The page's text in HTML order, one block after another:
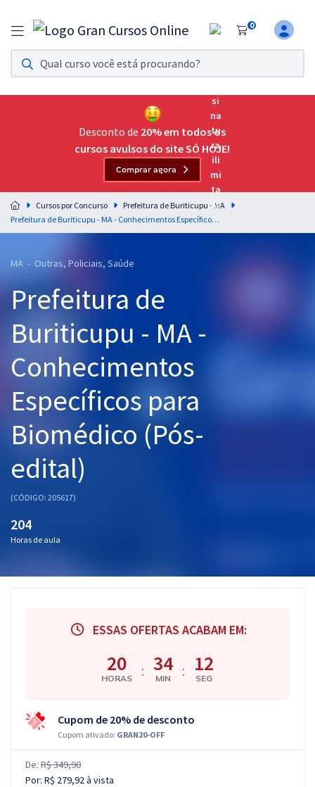
0
Assinatura Ilimitada 11
Acesso a todos os cursos. Teste grátis por 7 dias!
Assinatura OAB Até Passar
Acesso ilimitado a toda preparação para o Exame da
Residências Multiprofissionais
Preparação completa e intensiva para as principais
residências em saúde do Brasil
Cursos 20% OFF
Pós
Graduação
OAB
Mentorias
Questões grátis
Aprovados
Desconto de 20% em todos os
cursos avulsos do site SÓ HOJE!
Comprar agora
Cursos por Concurso
Prefeitura de Buriticupu - MA
Prefeitura de Buriticupu - MA - Conhecimentos Específicos para Biomédico (Pós-edital)
MA - Outras, Policiais, Saúde
Prefeitura de
Buriticupu - MA -
Conhecimentos
Específicos para
Biomédico (Pós-
edital)
(CÓDIGO: 205617)
204
Horas de aula
ESSAS OFERTAS ACABAM EM:
20
HORAS : 34
MIN : 11
SEG
Cupom de 20% de desconto
Cupom ativado: GRAN20-OFF
De: R$ 349,90
Por: R$ 279,92à vista